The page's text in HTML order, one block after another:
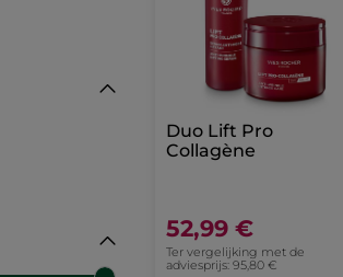
Duo Lift Pro
Collagène
52,99 €
Ter vergelijking met de
adviesprijs: 95,80 €